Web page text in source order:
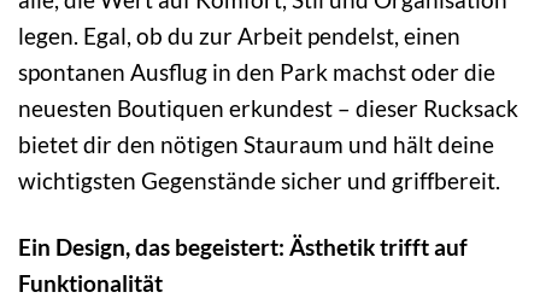
legen. Egal, ob du zur Arbeit pendelst, einen
spontanen Ausflug in den Park machst oder die
neuesten Boutiquen erkundest – dieser Rucksack
bietet dir den nötigen Stauraum und hält deine
wichtigsten Gegenstände sicher und griffbereit.
Ein Design, das begeistert: Ästhetik trifft auf
Funktionalität